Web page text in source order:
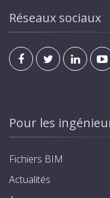
Réseaux sociaux
Pour les
Fichiers BIM
Actualités